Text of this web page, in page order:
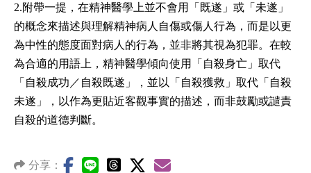
2.附帶一提，在精神醫學上並不會用「既遂」或「未遂」
的概念來描述與理解精神病人自傷或傷人行為，而是以更
為中性的態度面對病人的行為，並非將其視為犯罪。在較
為合適的用語上，精神醫學傾向使用「自殺身亡」取代
「自殺成功／自殺既遂」，並以「自殺獲救」取代「自殺
未遂」，以作為更貼近客觀事實的描述，而非鼓勵或譴責
自殺的道德判斷。
分享：